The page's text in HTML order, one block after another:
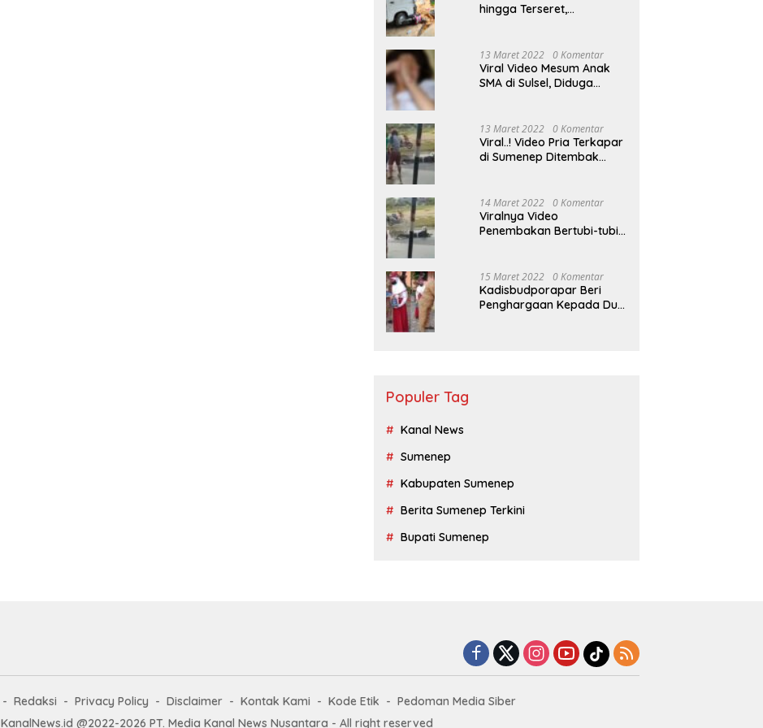
hingga Terseret,
Sumenep
13 Maret 2022 0 Komentar
Viral Video Mesum Anak
SMA di Sulsel, Diduga
13 Maret 2022 0 Komentar
Viral..! Video Pria Terkapar
di Sumenep Ditembak
14 Maret 2022 0 Komentar
Viralnya Video
Penembakan Bertubi-tubi
15 Maret 2022 0 Komentar
Kadisbudporapar Beri
Penghargaan Kepada Dua
Populer Tag
Kanal News
Sumenep
Kabupaten Sumenep
Berita Sumenep Terkini
Bupati Sumenep
Redaksi Privacy Policy Disclaimer Kontak Kami Kode Etik
Pedoman Media Siber
KanalNews.id @2022-2026 PT. Media Kanal News Nusantara - All right reserved